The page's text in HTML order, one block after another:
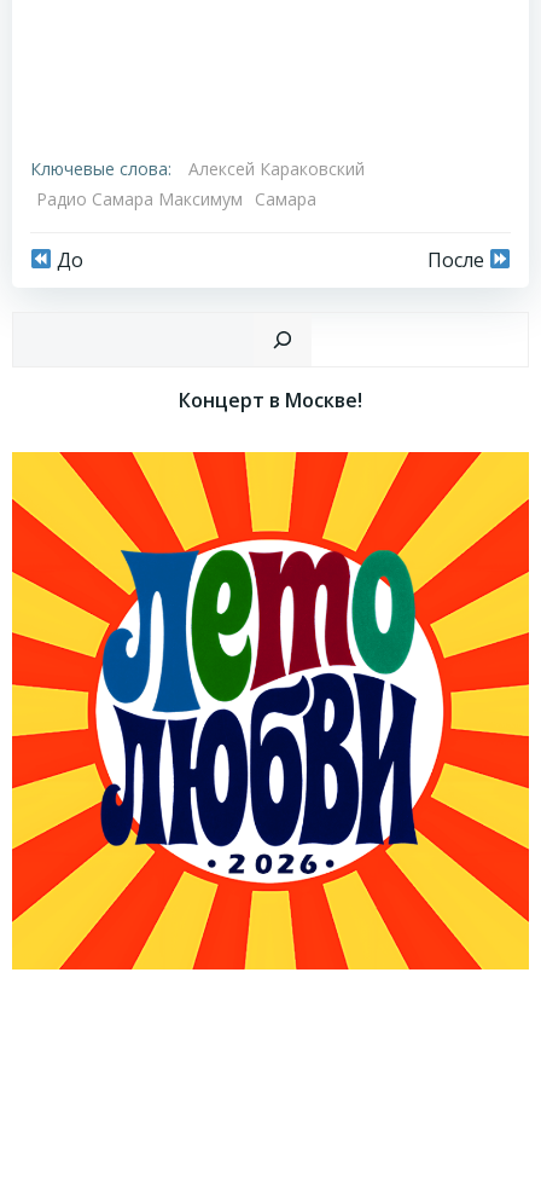
Ключевые слова:
Алексей Караковский
Радио Самара Максимум
Самара
Навигация
записям
До
Навигация
по
записям
После
Концерт в Москве!